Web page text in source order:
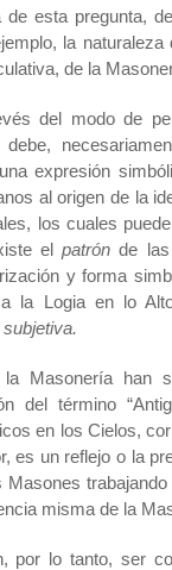
de esta pregunta,
la
de la
del modo de
debe,
expresión
al origen de la
los cuales
elpatrón de
y forma
a la Logia en lo
Masonería han
del término
en los Cielos,
es un reflejo o la
misma de la
por lo tanto, ser